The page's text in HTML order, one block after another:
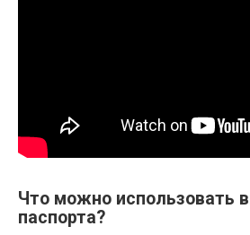
Что можно использовать
паспорта?